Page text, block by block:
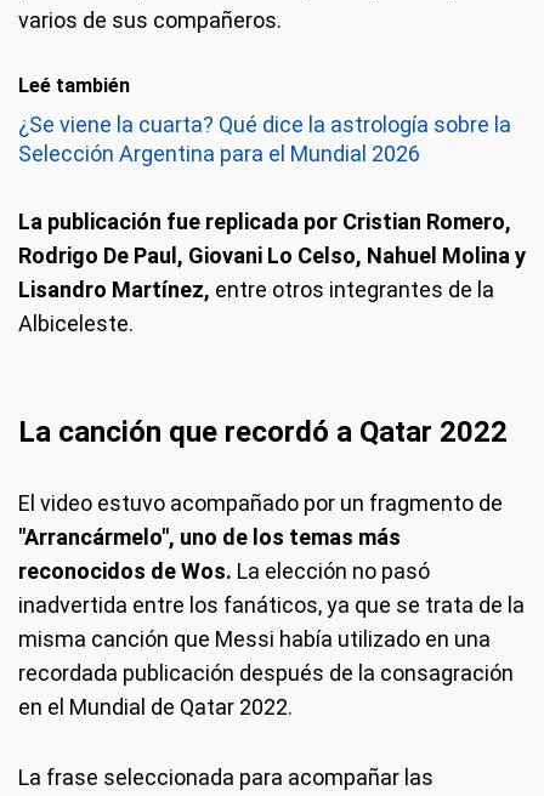
varios de sus compañeros.
Leé también
¿Se viene la cuarta? Qué dice la astrología sobre la
Selección Argentina para el Mundial 2026
La publicación fue replicada por Cristian Romero,
Rodrigo De Paul, Giovani Lo Celso, Nahuel Molina y
Lisandro Martínez, entre otros integrantes de la
Albiceleste.
La canción que recordó a Qatar 2022
El video estuvo acompañado por un fragmento de
"Arrancármelo", uno de los temas más
reconocidos de Wos. La elección no pasó
inadvertida entre los fanáticos, ya que se trata de la
misma canción que Messi había utilizado en una
recordada publicación después de la consagración
en el Mundial de Qatar 2022.
La frase seleccionada para acompañar las